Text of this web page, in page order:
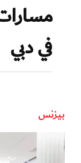
في دبي
بيزنس